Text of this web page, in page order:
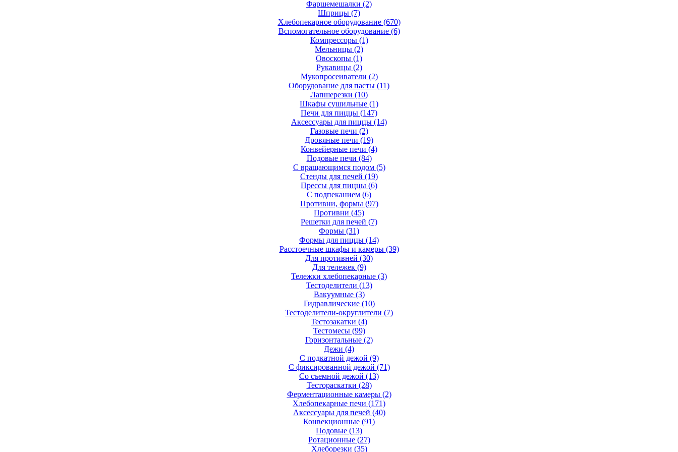
Фаршемешалки (2)
Шприцы (7)
Хлебопекарное оборудование (670)
Вспомогательное оборудование (6)
Компрессоры (1)
Мельницы (2)
Овоскопы (1)
Рукавицы (2)
Мукопросеиватели (2)
Оборудование для пасты (11)
Лапшерезки (10)
Шкафы сушильные (1)
Печи для пиццы (147)
Аксессуары для пиццы (14)
Газовые печи (2)
Дровяные печи (19)
Конвейерные печи (4)
Подовые печи (84)
С вращающимся подом (5)
Стенды для печей (19)
Прессы для пиццы (6)
С подпеканием (6)
Противни, формы (97)
Противни (45)
Решетки для печей (7)
Формы (31)
Формы для пиццы (14)
Расстоечные шкафы и камеры (39)
Для противней (30)
Для тележек (9)
Тележки хлебопекарные (3)
Тестоделители (13)
Вакуумные (3)
Гидравлические (10)
Тестоделители-округлители (7)
Тестозакатки (4)
Тестомесы (99)
Горизонтальные (2)
Дежи (4)
С подкатной дежой (9)
С фиксированной дежой (71)
Со съемной дежой (13)
Тестораскатки (28)
Ферментационные камеры (2)
Хлебопекарные печи (171)
Аксессуары для печей (40)
Конвекционные (91)
Подовые (13)
Ротационные (27)
Хлеборезки (35)